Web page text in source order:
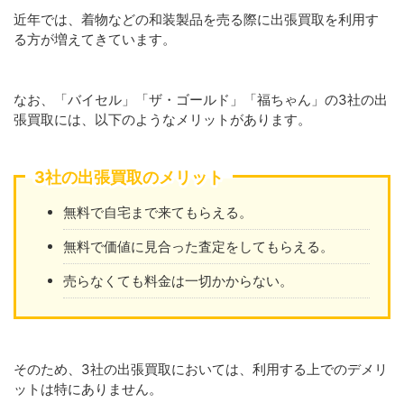
近年では、着物などの和装製品を売る際に出張買取を利用す
る方が増えてきています。
なお、「バイセル」「ザ・ゴールド」「福ちゃん」の3社の出
張買取には、以下のようなメリットがあります。
3社の出張買取のメリット
無料で自宅まで来てもらえる。
無料で価値に見合った査定をしてもらえる。
売らなくても料金は一切かからない。
そのため、3社の出張買取においては、利用する上でのデメリ
ットは特にありません。